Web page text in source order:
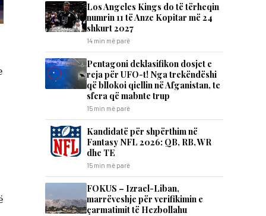
Los Angeles Kings do të tërheqin
numrin 11 të Anze Kopitar më 24
shkurt 2027
14 min më parë
Pentagoni deklasifikon dosjet e
reja për UFO-t! Nga trekëndëshi
që bllokoi qiellin në Afganistan, te
sfera që mabnte trup
15 min më parë
Kandidatë për shpërthim në
Fantasy NFL 2026: QB, RB, WR
dhe TE
15 min më parë
FOKUS – Izrael-Liban,
marrëveshje për verifikimin e
çarmatimit të Hezbollahu